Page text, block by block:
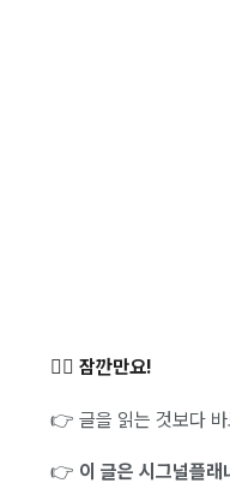
✋🏻 잠깐만요!
👉 글을 읽는 것보다
👉 이 글은 시그널플